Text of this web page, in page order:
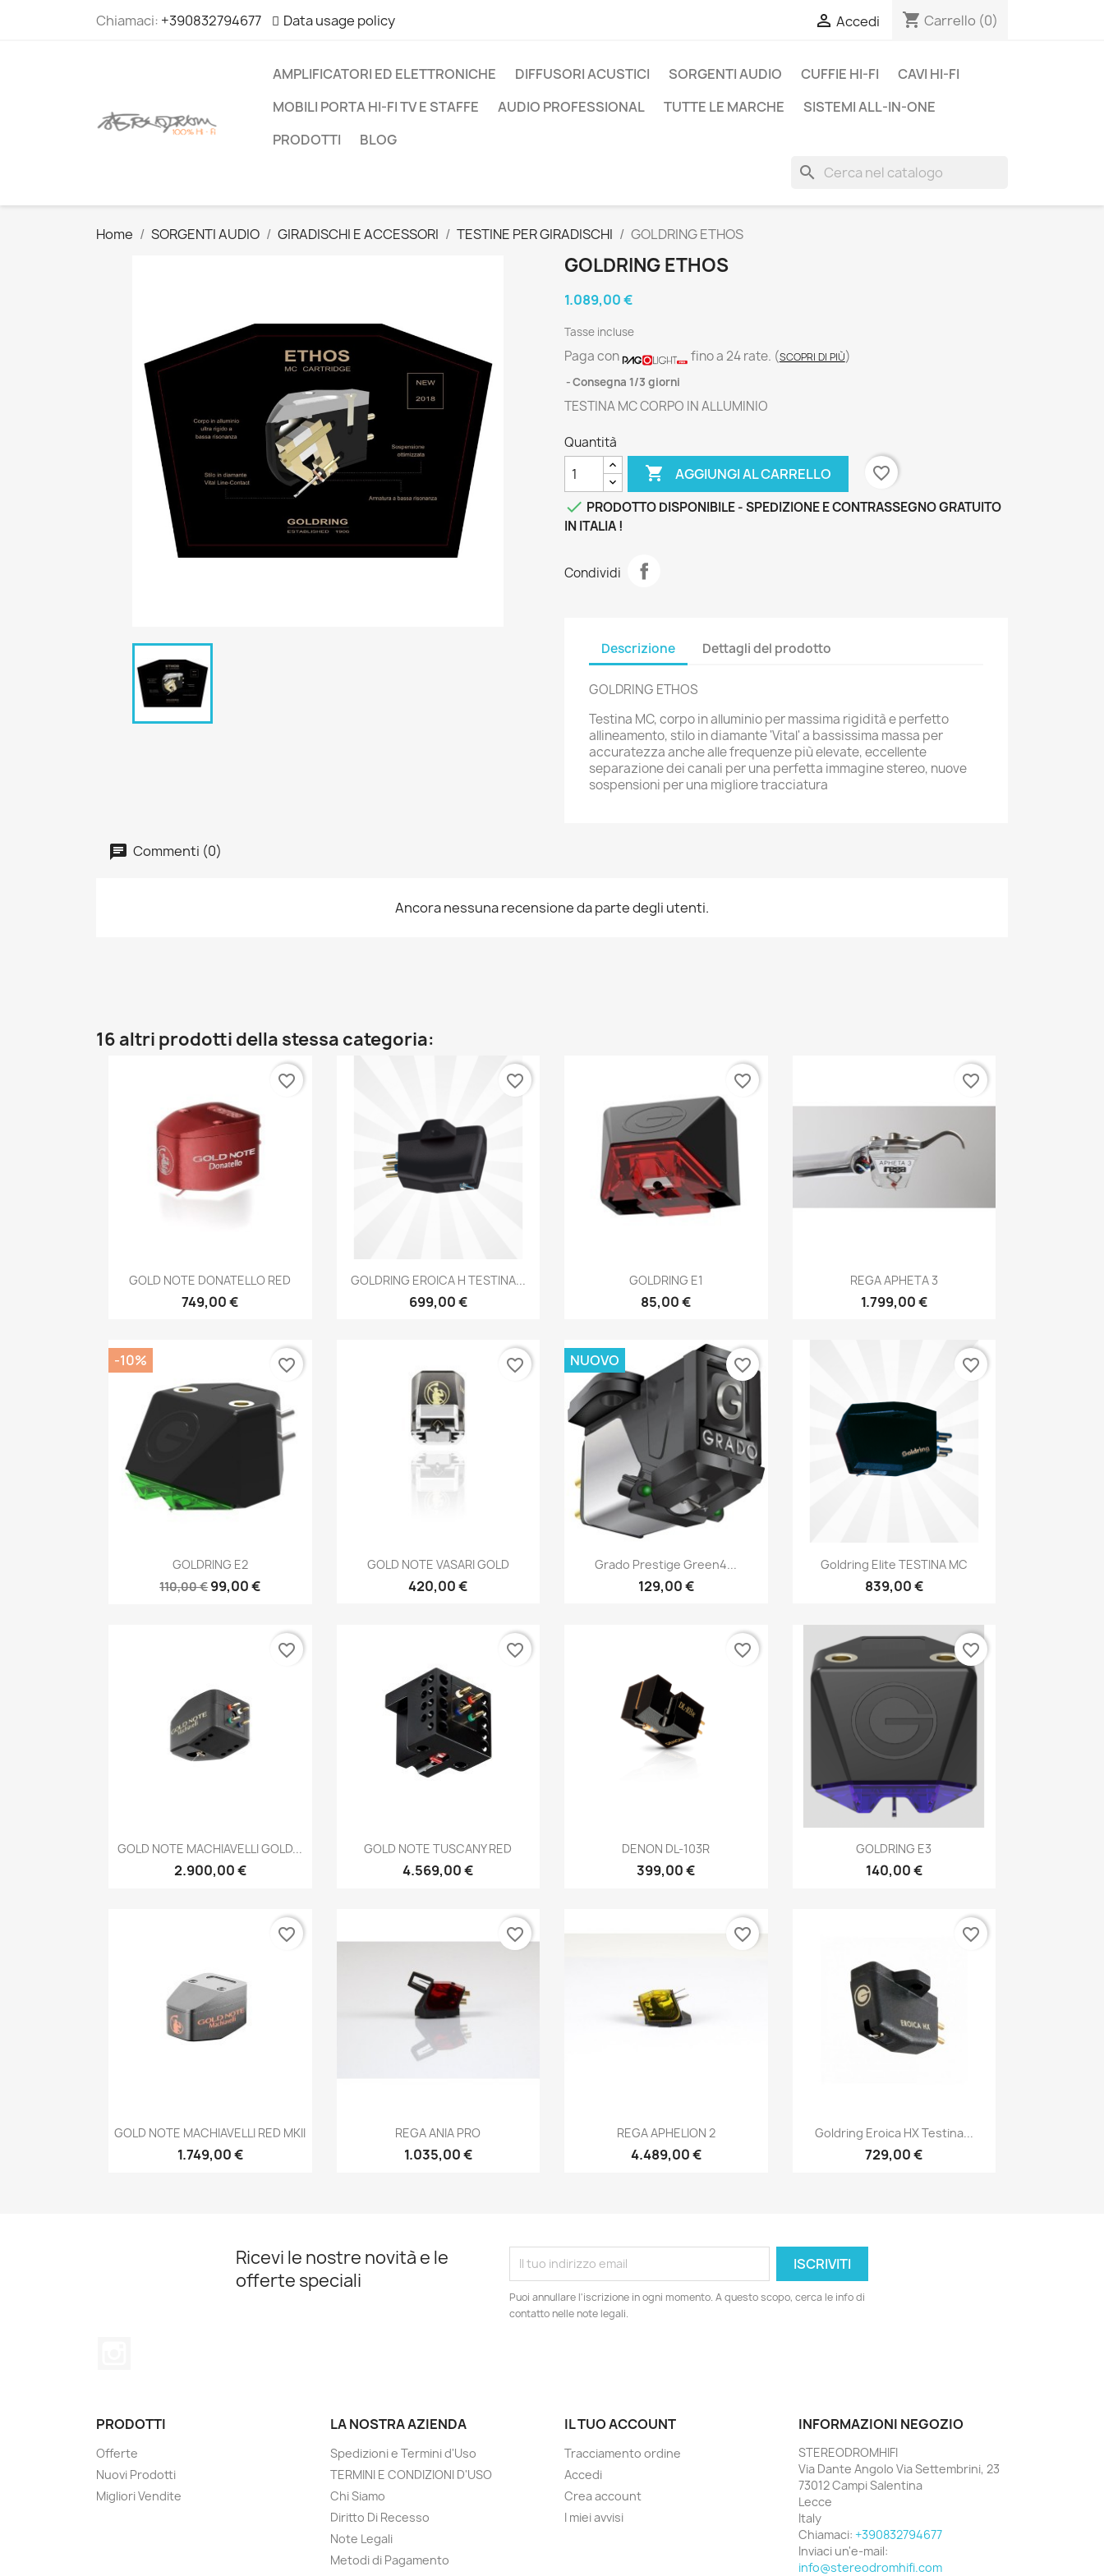
Chiamaci: +390832794677 Data usage policy  Accedi shopping_cart Carrello (0)
AMPLIFICATORI ED ELETTRONICHE DIFFUSORI ACUSTICI SORGENTI AUDIO CUFFIE HI-FI
CAVI HI-FI
MOBILI PORTA HI-FI TV E STAFFE
AUDIO PROFESSIONAL TUTTE LE MARCHE
SISTEMI ALL-IN-ONE
PRODOTTI
BLOG
search
Home SORGENTI AUDIO GIRADISCHI E ACCESSORI TESTINE PER GIRADISCHI GOLDRING ETHOS
GOLDRING ETHOS
1.089,00 €
Tasse incluse
Paga con fino a 24 rate. (SCOPRI DI PIÙ)
Consegna 1/3 giorni
TESTINA MC CORPO IN ALLUMINIO
Quantità
 AGGIUNGI AL CARRELLO
favorite_border
 PRODOTTO DISPONIBILE - SPEDIZIONE E CONTRASSEGNO GRATUITO
IN ITALIA !
Condividi
Descrizione Dettagli del prodotto
GOLDRING ETHOS
Testina MC, corpo in alluminio per massima rigidità e perfetto
allineamento, stilo in diamante 'Vital' a bassissima massa per
accuratezza anche alle frequenze più elevate, eccellente
separazione dei canali per una perfetta immagine stereo, nuove
sospensioni per una migliore tracciatura
Commenti (0)
Ancora nessuna recensione da parte degli utenti.
16 altri prodotti della stessa categoria:
Anteprima
GOLD NOTE DONATELLO RED
749,00 €
favorite_border
 Anteprima
GOLDRING EROICA H TESTINA...
699,00 €
favorite_border
Anteprima
GOLDRING E1
85,00 €
favorite_border
Anteprima
REGA APHETA 3
1.799,00 €
favorite_border
Anteprima
GOLDRING E2
110,00 €99,00 €
-10% favorite_border
Anteprima
GOLD NOTE VASARI GOLD
420,00 €
favorite_border
Anteprima
Grado Prestige Green4...
129,00 €
NUOVO favorite_border
 Anteprima
Goldring Elite TESTINA MC
839,00 €
favorite_border
 Anteprima
GOLD NOTE MACHIAVELLI GOLD...
2.900,00 €
favorite_border
Anteprima
GOLD NOTE TUSCANY RED
4.569,00 €
favorite_border
Anteprima
DENON DL-103R
399,00 €
favorite_border
Anteprima
GOLDRING E3
140,00 €
favorite_border
Anteprima
GOLD NOTE MACHIAVELLI RED MKII
1.749,00 €
favorite_border
Anteprima
REGA ANIA PRO
1.035,00 €
favorite_border
Anteprima
REGA APHELION 2
4.489,00 €
favorite_border
Anteprima
Goldring Eroica HX Testina...
729,00 €
favorite_border
Ricevi le nostre novità e le
offerte speciali
Puoi annullare l'iscrizione in ogni momento. A questo scopo, cerca le info di
contatto nelle note legali.
PRODOTTI
Offerte
Nuovi Prodotti
Migliori Vendite
LA NOSTRA AZIENDA
Spedizioni e Termini d'Uso
TERMINI E CONDIZIONI D'USO
Chi Siamo
Diritto Di Recesso
Note Legali
Metodi di Pagamento
IL TUO ACCOUNT
Tracciamento ordine
Accedi
Crea account
I miei avvisi
INFORMAZIONI NEGOZIO
STEREODROMHIFI
Via Dante Angolo Via Settembrini, 23
73012 Campi Salentina
Lecce
Italy
Chiamaci: +390832794677
Inviaci un'e-mail:
info@stereodromhifi.com